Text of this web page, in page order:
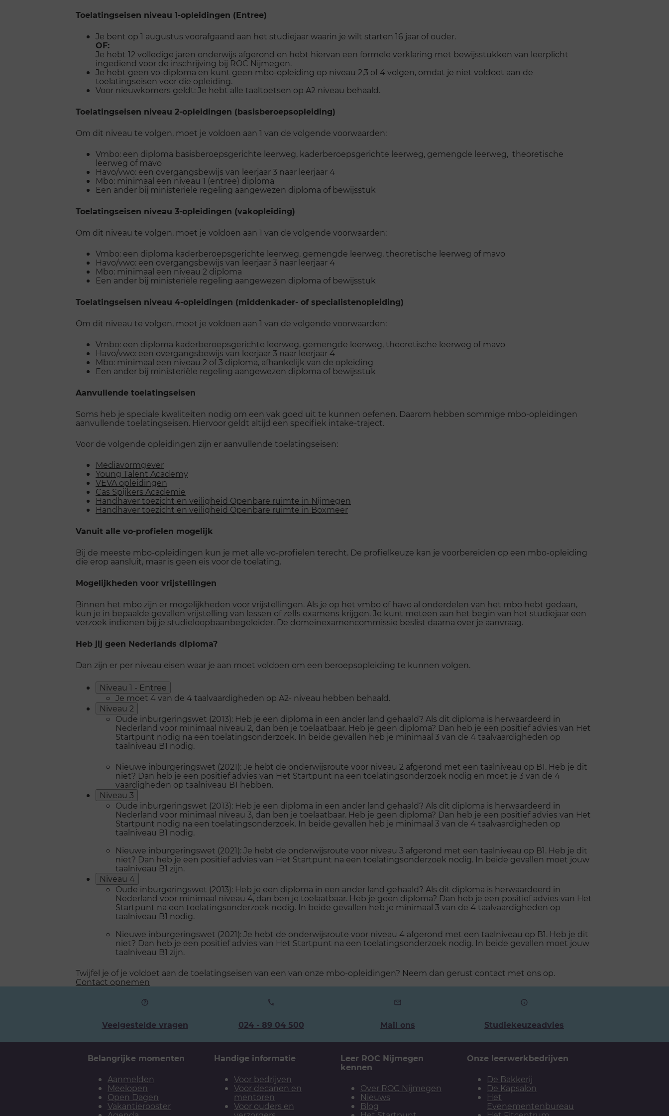
menu
Toelatingseisen niveau 1-opleidingen (Entree)
Je bent op 1 augustus voorafgaand aan het studiejaar waarin je wilt starten 16 jaar of ouder.
OF:
Je hebt 12 volledige jaren onderwijs afgerond en hebt hiervan een formele verklaring met bewijsstukken van leerplicht
ingediend voor de inschrijving bij ROC Nijmegen.
Je hebt geen vo-diploma en kunt geen mbo-opleiding op niveau 2,3 of 4 volgen, omdat je niet voldoet aan de
toelatingseisen voor die opleiding.
Voor nieuwkomers geldt: Je hebt alle taaltoetsen op A2 niveau behaald.
Toelatingseisen niveau 2-opleidingen (basisberoepsopleiding)
Om dit niveau te volgen, moet je voldoen aan 1 van de volgende voorwaarden:
Vmbo: een diploma basisberoepsgerichte leerweg, kaderberoepsgerichte leerweg, gemengde leerweg, theoretische
leerweg of mavo
Havo/vwo: een overgangsbewijs van leerjaar 3 naar leerjaar 4
Mbo: minimaal een niveau 1 (entree) diploma
Een ander bij ministeriële regeling aangewezen diploma of bewijsstuk
Toelatingseisen niveau 3-opleidingen (vakopleiding)
Om dit niveau te volgen, moet je voldoen aan 1 van de volgende voorwaarden:
Vmbo: een diploma kaderberoepsgerichte leerweg, gemengde leerweg, theoretische leerweg of mavo
Havo/vwo: een overgangsbewijs van leerjaar 3 naar leerjaar 4
Mbo: minimaal een niveau 2 diploma
Een ander bij ministeriële regeling aangewezen diploma of bewijsstuk
Toelatingseisen niveau 4-opleidingen (middenkader- of specialistenopleiding)
Om dit niveau te volgen, moet je voldoen aan 1 van de volgende voorwaarden:
Vmbo: een diploma kaderberoepsgerichte leerweg, gemengde leerweg, theoretische leerweg of mavo
Havo/vwo: een overgangsbewijs van leerjaar 3 naar leerjaar 4
Mbo: minimaal een niveau 2 of 3 diploma, afhankelijk van de opleiding
Een ander bij ministeriële regeling aangewezen diploma of bewijsstuk
Aanvullende toelatingseisen
Soms heb je speciale kwaliteiten nodig om een vak goed uit te kunnen oefenen. Daarom hebben sommige mbo-opleidingen
aanvullende toelatingseisen. Hiervoor geldt altijd een specifiek intake-traject.
Voor de volgende opleidingen zijn er aanvullende toelatingseisen:
Mediavormgever
Young Talent Academy
VEVA opleidingen
Cas Spijkers Academie
Handhaver toezicht en veiligheid Openbare ruimte in Nijmegen
Handhaver toezicht en veiligheid Openbare ruimte in Boxmeer
Vanuit alle vo-profielen mogelijk
Bij de meeste mbo-opleidingen kun je met alle vo-profielen terecht. De profielkeuze kan je voorbereiden op een mbo-opleiding
die erop aansluit, maar is geen eis voor de toelating.
Mogelijkheden voor vrijstellingen
Binnen het mbo zijn er mogelijkheden voor vrijstellingen. Als je op het vmbo of havo al onderdelen van het mbo hebt gedaan,
kun je in bepaalde gevallen vrijstelling van lessen of zelfs examens krijgen. Je kunt meteen aan het begin van het studiejaar een
verzoek indienen bij je studieloopbaanbegeleider. De domeinexamencommissie beslist daarna over je aanvraag.
Heb jij geen Nederlands diploma?
Dan zijn er per niveau eisen waar je aan moet voldoen om een beroepsopleiding te kunnen volgen.
Niveau 1 - Entree
Je moet 4 van de 4 taalvaardigheden op A2- niveau hebben behaald.
Niveau 2
Oude inburgeringswet (2013): Heb je een diploma in een ander land gehaald? Als dit diploma is herwaardeerd in
Nederland voor minimaal niveau 2, dan ben je toelaatbaar. Heb je geen diploma? Dan heb je een positief advies van Het
Startpunt nodig na een toelatingsonderzoek. In beide gevallen heb je minimaal 3 van de 4 taalvaardigheden op
taalniveau B1 nodig.
Nieuwe inburgeringswet (2021): Je hebt de onderwijsroute voor niveau 2 afgerond met een taalniveau op B1. Heb je dit
niet? Dan heb je een positief advies van Het Startpunt na een toelatingsonderzoek nodig en moet je 3 van de 4
vaardigheden op taalniveau B1 hebben.
Niveau 3
Oude inburgeringswet (2013): Heb je een diploma in een ander land gehaald? Als dit diploma is herwaardeerd in
Nederland voor minimaal niveau 3, dan ben je toelaatbaar. Heb je geen diploma? Dan heb je een positief advies van Het
Startpunt nodig na een toelatingsonderzoek. In beide gevallen heb je minimaal 3 van de 4 taalvaardigheden op
taalniveau B1 nodig.
Nieuwe inburgeringswet (2021): Je hebt de onderwijsroute voor niveau 3 afgerond met een taalniveau op B1. Heb je dit
niet? Dan heb je een positief advies van Het Startpunt na een toelatingsonderzoek nodig. In beide gevallen moet jouw
taalniveau B1 zijn.
Niveau 4
Oude inburgeringswet (2013): Heb je een diploma in een ander land gehaald? Als dit diploma is herwaardeerd in
Nederland voor minimaal niveau 4, dan ben je toelaatbaar. Heb je geen diploma? Dan heb je een positief advies van Het
Startpunt na een toelatingsonderzoek nodig. In beide gevallen heb je minimaal 3 van de 4 taalvaardigheden op
taalniveau B1 nodig.
Nieuwe inburgeringswet (2021): Je hebt de onderwijsroute voor niveau 4 afgerond met een taalniveau op B1. Heb je dit
niet? Dan heb je een positief advies van Het Startpunt na een toelatingsonderzoek nodig. In beide gevallen moet jouw
taalniveau B1 zijn.
Twijfel je of je voldoet aan de toelatingseisen van een van onze mbo-opleidingen? Neem dan gerust contact met ons op.
Contact opnemen
Veelgestelde vragen
Ons
024 - 89 04 500 Mail ons Studiekeuzeadvies
Belangrijke momenten
Aanmelden
Meelopen
Open Dagen
Vakantierooster
Handige informatie
Voor bedrijven
Voor decanen en
mentoren
Voor ouders en
Leer ROC Nijmegen
kennen
Over ROC Nijmegen
Nieuws
Blog
Onze leerwerkbedrijven
De Bakkerij
De Kapsalon
Het
Evenementenbureau